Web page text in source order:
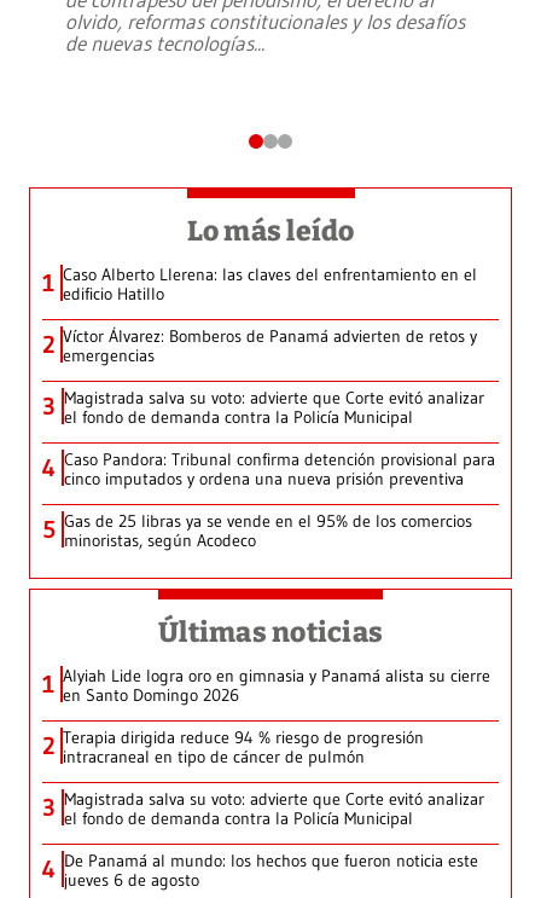
olvido, reformas constitucionales y los desafíos
de nuevas tecnologías...
Lo más leído
1 Caso Alberto Llerena: las claves del enfrentamiento en el
edificio Hatillo
2 Víctor Álvarez: Bomberos de Panamá advierten de retos y
emergencias
3 Magistrada salva su voto: advierte que Corte evitó analizar
el fondo de demanda contra la Policía Municipal
4 Caso Pandora: Tribunal confirma detención provisional para
cinco imputados y ordena una nueva prisión preventiva
5 Gas de 25 libras ya se vende en el 95% de los comercios
minoristas, según Acodeco
Últimas noticias
1 Alyiah Lide logra oro en gimnasia y Panamá alista su cierre
en Santo Domingo 2026
2 Terapia dirigida reduce 94 % riesgo de progresión
intracraneal en tipo de cáncer de pulmón
3 Magistrada salva su voto: advierte que Corte evitó analizar
el fondo de demanda contra la Policía Municipal
4 De Panamá al mundo: los hechos que fueron noticia este
jueves 6 de agosto